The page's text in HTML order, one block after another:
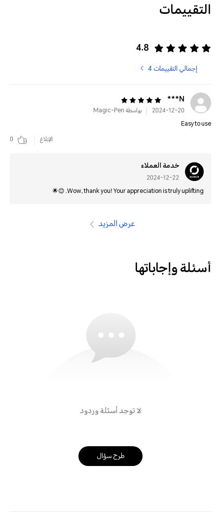
التقييمات
4.8
إجمالي التقييمات 4
N***
2024-12-20
بواسطة Magic-Pen
Easy to use
الإبلاغ
0
خدمة العملاء
2024-12-22
Wow, thank you! Your appreciation is truly uplifting. 😊🌟
عرض المزيد
أسئلة وإجاباتها
لا توجد أسئلة وردود
طرح سؤال